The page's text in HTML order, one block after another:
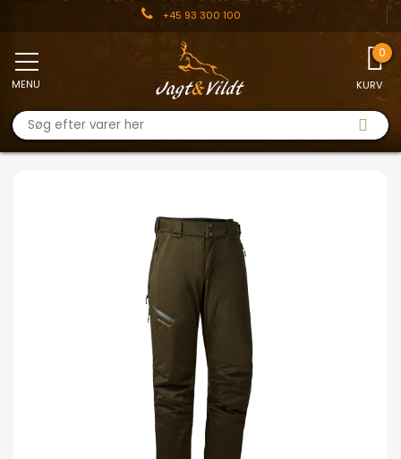
+45 93 300 100
KURV
MENU